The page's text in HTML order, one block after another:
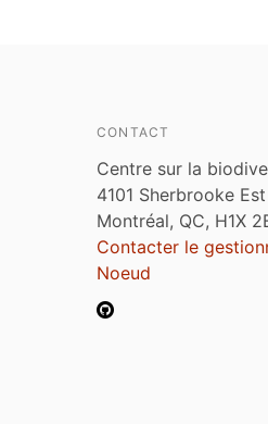
CONTACT
Centre sur la
4101 Sherbrooke Est
Montréal, QC, H1X
Contacter le
Noeud